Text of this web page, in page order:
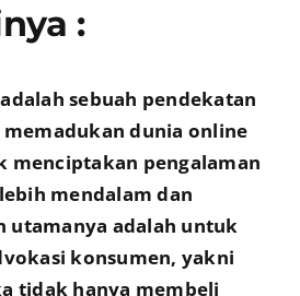
:
sebuah pendekatan
memadukan dunia online
menciptakan pengalaman
mendalam dan
utamanya adalah untuk
konsumen, yakni
tidak hanya membeli